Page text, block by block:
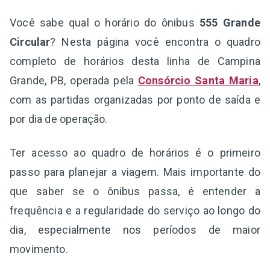
Você sabe qual o horário do ônibus 555 Grande
Circular? Nesta página você encontra o quadro
completo de horários desta linha de Campina
Grande, PB, operada pela Consórcio Santa Maria,
com as partidas organizadas por ponto de saída e
por dia de operação.
Ter acesso ao quadro de horários é o primeiro
passo para planejar a viagem. Mais importante do
que saber se o ônibus passa, é entender a
frequência e a regularidade do serviço ao longo do
dia, especialmente nos períodos de maior
movimento.